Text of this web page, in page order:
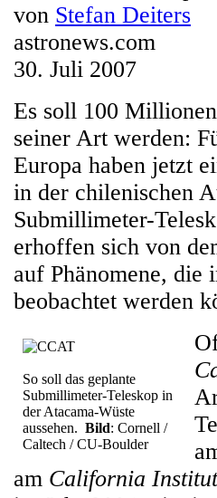
von Stefan Deiters
astronews.com
30. Juli 2007
Es soll 100
seiner Art werden:
Europa haben jetzt
in der chilenischen
Submillimeter-
erhoffen sich von
auf Phänomene, die
beobachtet werden
So soll das geplante
Submillimeter-Teleskop in
der Atacama-Wüste
aussehen. Bild: Cornell /
Caltech / CU-Boulder
am California